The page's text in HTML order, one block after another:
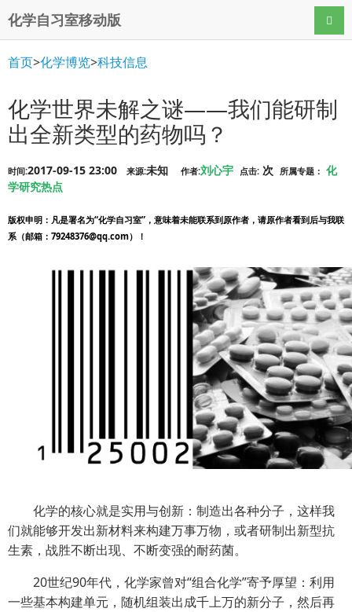
化学自习室移动版 导航
首页>化学博览>科技信息
化学世界未解之谜——我们能研制
出全新类型的药物吗？
时间:2017-09-15 23:00 来源:未知 作者:刘心宇 点击: 次 所属专题： 化
学研究热点
版权申明 ：凡是署名为“化学自习室”，意味着未能联系到原作者，请原作者看到后与我联
系（邮箱：79248376@qq.com）！
化学的核心就是实用与创新：制造出各种分子，这样我
们就能够开发出新材料来构建万事万物，或者研制出新型抗
生素，战胜不断出现、不断变强的耐药菌。
20世纪90年代，化学家曾对“组合化学”寄予厚望：利用
一些基本构建单元，随机组装出成千上万的新分子，然后再